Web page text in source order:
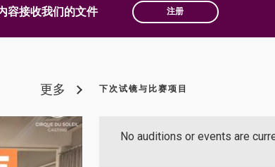
容接收我们的文件 注册
更多 下次试镜与比赛项目
No auditions or events are